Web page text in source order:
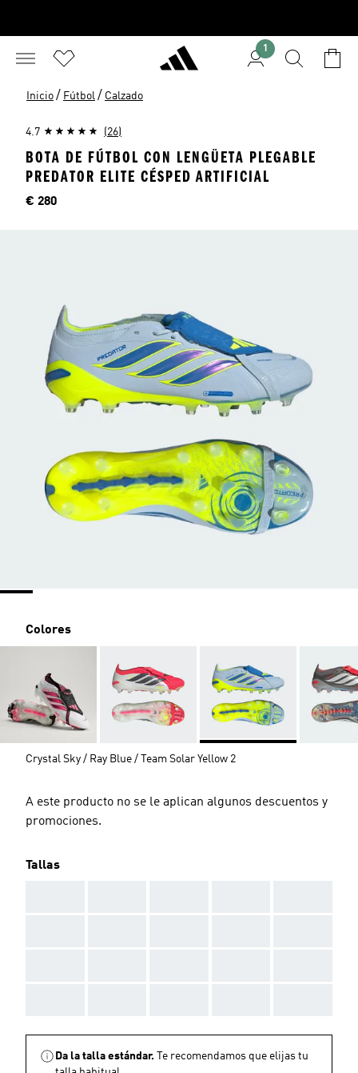
1
Inicio / Fútbol / Calzado
4.7 (26)
BOTA DE FÚTBOL CON LENGÜETA PLEGABLE
PREDATOR ELITE CÉSPED ARTIFICIAL
Precio
€ 280
Colores
Crystal Sky / Ray Blue / Team Solar Yellow 2
A este producto no se le aplican algunos descuentos y
promociones.
Tallas
Da la talla estándar.
Te recomendamos que elijas tu